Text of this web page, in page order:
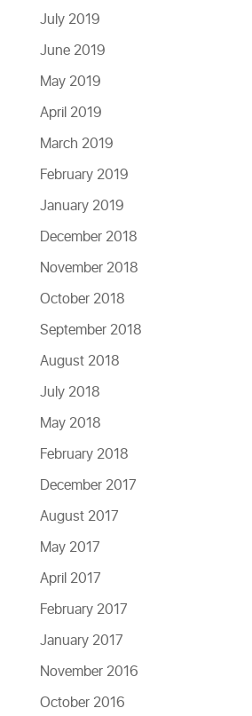
July 2019
June 2019
May 2019
April 2019
March 2019
February 2019
January 2019
December 2018
November 2018
October 2018
September 2018
August 2018
July 2018
May 2018
February 2018
December 2017
August 2017
May 2017
April 2017
February 2017
January 2017
November 2016
October 2016